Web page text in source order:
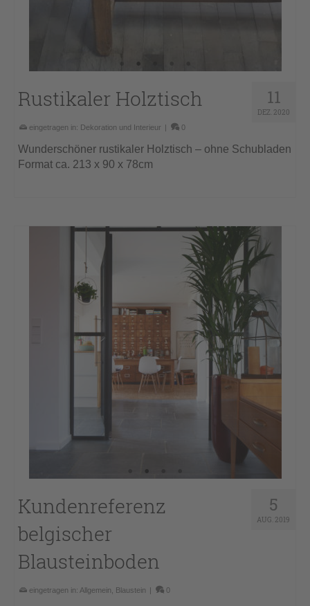
11
DEZ. 2020
Rustikaler Holztisch
eingetragen in: Dekoration und Interieur | 0
Wunderschöner rustikaler Holztisch – ohne Schubladen
Format ca. 213 x 90 x 78cm
5
AUG. 2019
Kundenreferenz
belgischer
Blausteinboden
eingetragen in: Allgemein Blaustein | 0